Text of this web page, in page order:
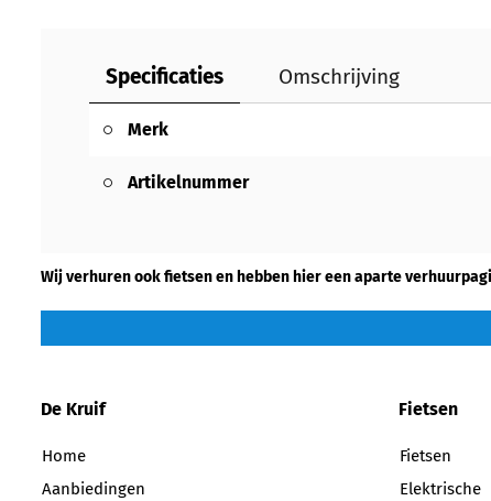
Specificaties Omschrijving
Merk
Artikelnummer
Wij verhuren ook fietsen en hebben hier een aparte
De Kruif
Home
Aanbiedingen
Fietsen
Fietsen
Elektrische